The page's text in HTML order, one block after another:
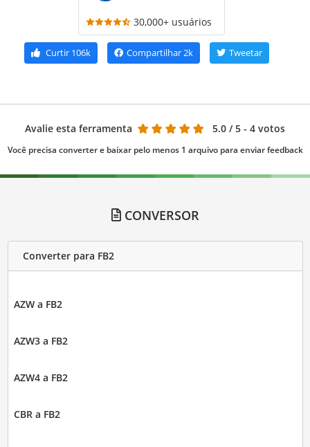
30,000+ usuários
Curtir 106k Compartilhar2k Tweetar
Avalie esta ferramenta 5.0 / 5 - 4 votos
Você precisa converter e baixar pelo menos 1 arquivo para enviar feedback
CONVERSOR
Converter para FB2
AZW a FB2
AZW3 a FB2
AZW4 a FB2
CBR a FB2